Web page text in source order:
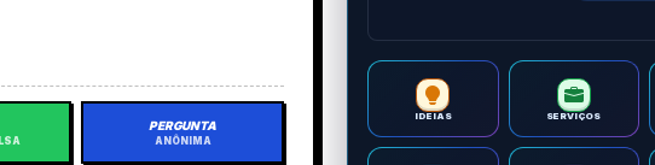
PERGUNTA
ANÔNIMA
IDEIAS SERVIÇOS